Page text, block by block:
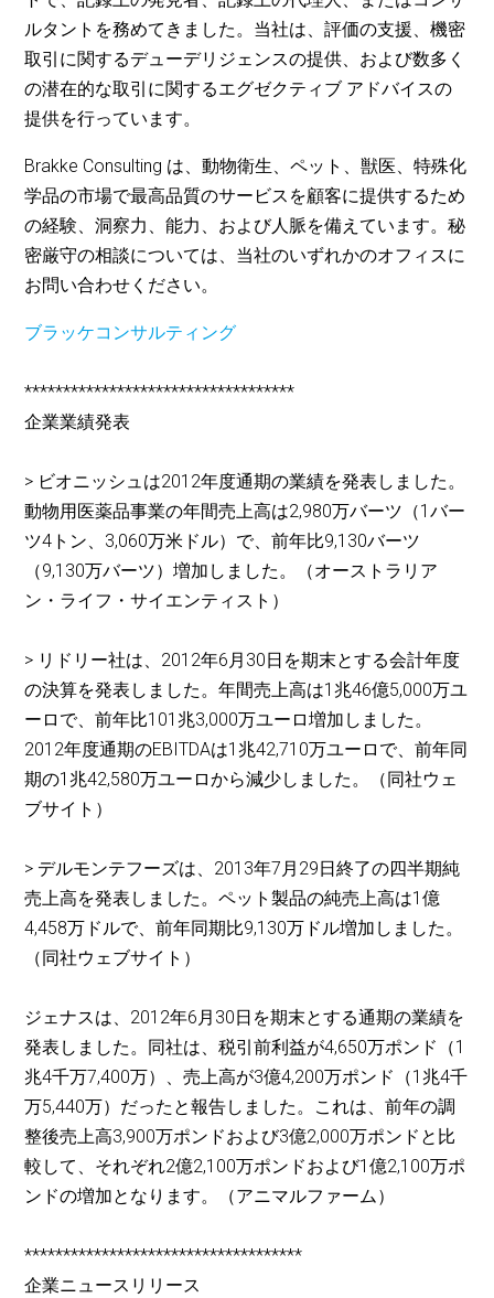
ルタントを務めてきました。当社は、評価の支援、機密
取引に関するデューデリジェンスの提供、および数多く
の潜在的な取引に関するエグゼクティブ アドバイスの
提供を行っています。
Brakke Consulting は、動物衛生、ペット、獣医、特殊化
学品の市場で最高品質のサービスを顧客に提供するため
の経験、洞察力、能力、および人脈を備えています。秘
密厳守の相談については、当社のいずれかのオフィスに
お問い合わせください。
ブラッケコンサルティング
***********************************
企業業績発表
> ビオニッシュは2012年度通期の業績を発表しました。
動物用医薬品事業の年間売上高は2,980万バーツ（1バー
ツ4トン、3,060万米ドル）で、前年比9,130バーツ
（9,130万バーツ）増加しました。（オーストラリア
ン・ライフ・サイエンティスト）
> リドリー社は、2012年6月30日を期末とする会計年度
の決算を発表しました。年間売上高は1兆46億5,000万ユ
ーロで、前年比101兆3,000万ユーロ増加しました。
2012年度通期のEBITDAは1兆42,710万ユーロで、前年同
期の1兆42,580万ユーロから減少しました。（同社ウェ
ブサイト）
> デルモンテフーズは、2013年7月29日終了の四半期純
売上高を発表しました。ペット製品の純売上高は1億
4,458万ドルで、前年同期比9,130万ドル増加しました。
（同社ウェブサイト）
ジェナスは、2012年6月30日を期末とする通期の業績を
発表しました。同社は、税引前利益が4,650万ポンド（1
兆4千万7,400万）、売上高が3億4,200万ポンド（1兆4千
万5,440万）だったと報告しました。これは、前年の調
整後売上高3,900万ポンドおよび3億2,000万ポンドと比
較して、それぞれ2億2,100万ポンドおよび1億2,100万ポ
ンドの増加となります。（アニマルファーム）
************************************
企業ニュースリリース